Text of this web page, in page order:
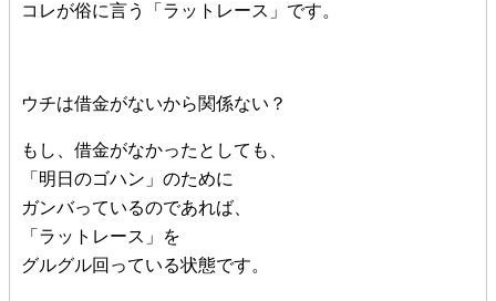
コレが俗に言う「ラットレース」です。
ウチは借金がないから関係ない？
もし、借金がなかったとしても、
「明日のゴハン」のために
ガンバっているのであれば、
「ラットレース」を
グルグル回っている状態です。